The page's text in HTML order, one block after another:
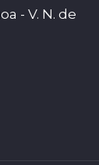
- V. N. de